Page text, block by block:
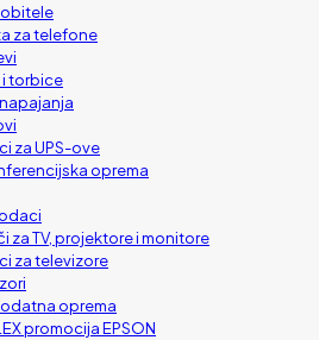
za telefone
i torbice
za UPS-ove
oprema
za TV, projektore i monitore
za televizore
oprema
promocija EPSON